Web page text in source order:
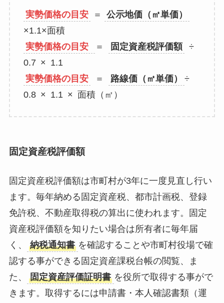
実勢価格の目安 ＝
公示地価（㎡単価）
×1.1×面積
実勢価格の目安
＝ 固定資産税評価額
÷
0.7 × 1.1
実勢価格の目安
＝ 路線価（㎡単価）
÷
0.8 × 1.1 × 面積（㎡）
固定資産税評価額
固定資産税評価額は市町村が3年に一度見直し行い
ます。毎年納める固定資産税、都市計画税、登録
免許税、不動産取得税の算出に使われます。固定
資産税評価額を知りたい場合は所有者に毎年届
く、
納税通知書 を確認することや市町村役場で確
認する事ができる固定資産課税台帳の閲覧、ま
た、
固定資産評価証明書 を役所で取得する事がで
きます。取得するには申請書・本人確認書類（運